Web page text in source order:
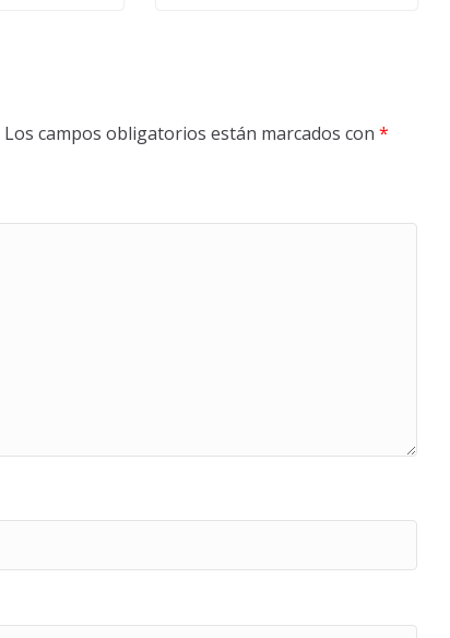
Los campos obligatorios están marcados con *